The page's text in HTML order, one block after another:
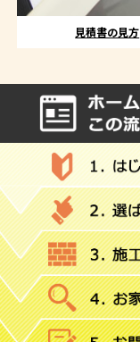
見積書の見方